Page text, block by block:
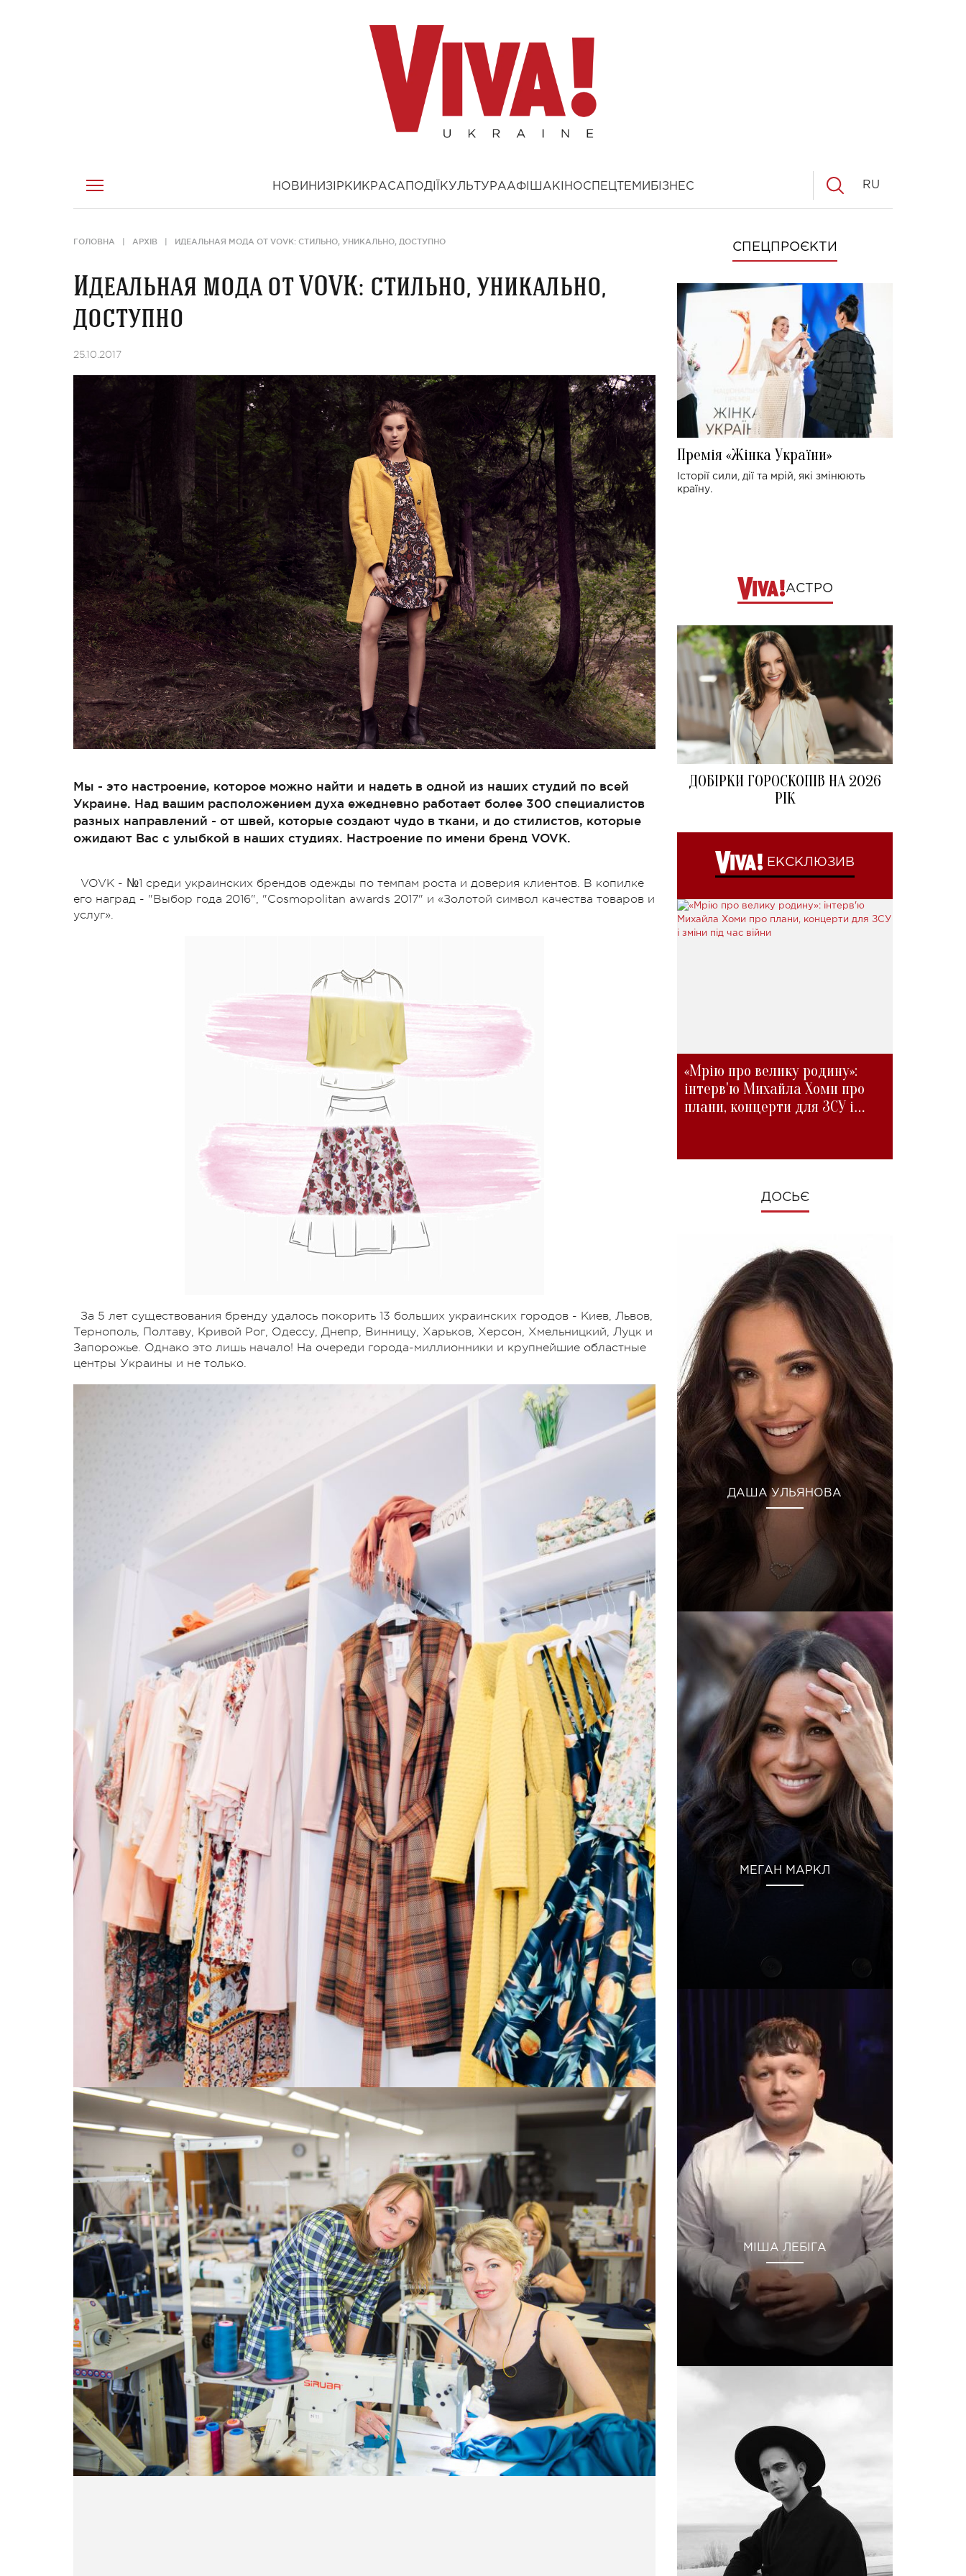
НОВИНИ ЗІРКИ КРАСА ПОДІЇ КУЛЬТУРААФІША КІНОСПЕЦТЕМИ БІЗНЕС RU
ГОЛОВНА АРХІВ ИДЕАЛЬНАЯ МОДА ОТ VOVK: СТИЛЬНО, УНИКАЛЬНО, ДОСТУПНО
Идеальная мода от VOVK: стильно, уникально,
доступно
25.10.2017
Мы - это настроение, которое можно найти и надеть в одной из наших студий по всей
Украине. Над вашим расположением духа ежедневно работает более 300 специалистов
разных направлений - от швей, которые создают чудо в ткани, и до стилистов, которые
ожидают Вас с улыбкой в наших студиях. Настроение по имени бренд VOVK.
VOVK - №1 среди украинских брендов одежды по темпам роста и доверия клиентов. В копилке
его наград - "Выбор года 2016", "Cosmopolitan awards 2017" и «Золотой символ качества товаров и
услуг».
За 5 лет существования бренду удалось покорить 13 больших украинских городов - Киев, Львов,
Тернополь, Полтаву, Кривой Рог, Одессу, Днепр, Винницу, Харьков, Херсон, Хмельницкий, Луцк и
Запорожье. Однако это лишь начало! На очереди города-миллионники и крупнейшие областные
центры Украины и не только.
Нет так давно VOVK открыл собственное производство по пошиву одежды, оснащенное самым
современным оборудованием. Здесь каждая стадия работы находится под строгим контролем
качества, а мечты тысяч украинок воплощают умелые руки лучших швей. Бренд создает
собственные принты, благодаря чему его вещи уникальны и оригинальны. Возможно, одежда
настолько успешна еще и потому, что над созданием украинского брэнда работает fashion-
маэстро, один из лучших конструкторов одежды в Украине Андрей Уваров.
СПЕЦПРОЄКТИ
Премія «Жінка України»
Історії сили, дії та мрій, які змінюють
країну.
АСТРО
ДОБІРКИ ГОРОСКОПІВ НА 2026
РІК
ЕКСКЛЮЗИВ
«Мрію про велику родину»:
інтерв'ю Михайла Хоми про
плани, концерти для ЗСУ і
ДОСЬЄ
ДАША УЛЬЯНОВА
МЕГАН МАРКЛ
МІША ЛЕБІГА